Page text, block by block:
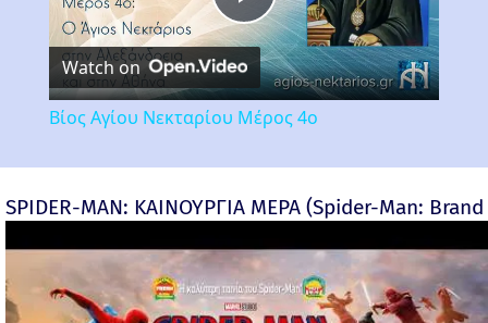
Play
Video
Watch on
Βίος Αγίου Νεκταρίου Μέρος 4ο
SPIDER-MAN: ΚΑΙΝΟΥΡΓΙΑ ΜΕΡΑ (Spider-Man: